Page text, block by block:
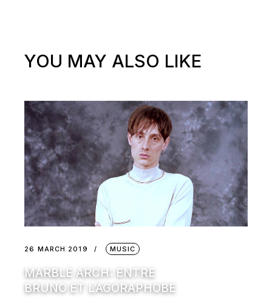
YOU MAY ALSO LIKE
26 MARCH 2019 MUSIC
MARBLE ARCH: ENTRE
BRUNO ET L’AGORAPHOBE